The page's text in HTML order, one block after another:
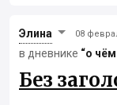
Элинa 08
в дневнике “о
Без